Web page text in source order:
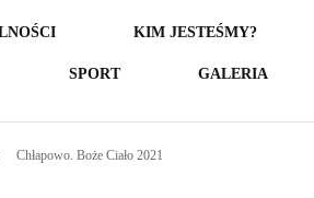
KIM JESTEŚMY?
SPORT GALERIA
Chłapowo. Boże Ciało 2021